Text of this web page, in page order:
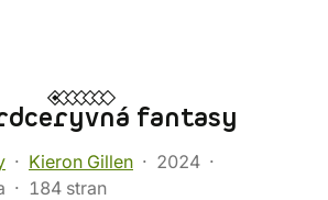
fantasy
Kieron Gillen
2024
184 stran